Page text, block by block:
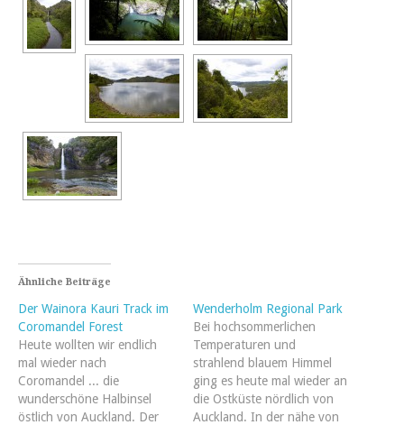
Ähnliche Beiträge
Der Wainora Kauri Track im
Coromandel Forest
Heute wollten wir endlich
mal wieder nach
Coromandel ... die
wunderschöne Halbinsel
östlich von Auckland. Der
Wenderholm Regional Park
Bei hochsommerlichen
Temperaturen und
strahlend blauem Himmel
ging es heute mal wieder an
die Ostküste nördlich von
Auckland. In der nähe von